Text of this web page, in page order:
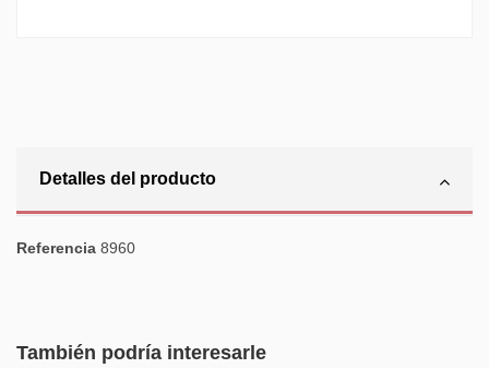
Detalles del producto
Referencia 8960
También podría interesarle